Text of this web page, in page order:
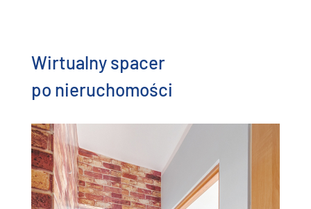
Wirtualny spacer
po nieruchomości